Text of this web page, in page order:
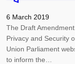
6 March 2019
The Draft
Privacy and Security
Union Parliament
to inform the…